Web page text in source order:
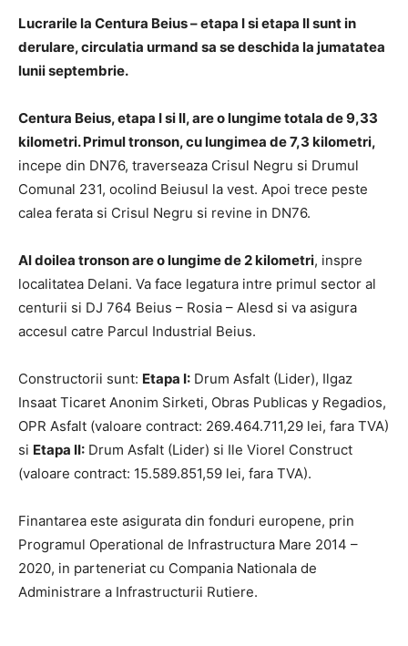
Lucrarile la Centura Beius – etapa I si etapa II sunt in
derulare, circulatia urmand sa se deschida la jumatatea
lunii septembrie.
Centura Beius, etapa I si II, are o lungime totala de 9,33
kilometri. Primul tronson, cu lungimea de 7,3 kilometri,
incepe din DN76, traverseaza Crisul Negru si Drumul
Comunal 231, ocolind Beiusul la vest. Apoi trece peste
calea ferata si Crisul Negru si revine in DN76.
Al doilea tronson are o lungime de 2 kilometri, inspre
localitatea Delani. Va face legatura intre primul sector al
centurii si DJ 764 Beius – Rosia – Alesd si va asigura
accesul catre Parcul Industrial Beius.
Constructorii sunt: Etapa I: Drum Asfalt (Lider), Ilgaz
Insaat Ticaret Anonim Sirketi, Obras Publicas y Regadios,
OPR Asfalt (valoare contract: 269.464.711,29 lei, fara TVA)
si Etapa II: Drum Asfalt (Lider) si Ile Viorel Construct
(valoare contract: 15.589.851,59 lei, fara TVA).
Finantarea este asigurata din fonduri europene, prin
Programul Operational de Infrastructura Mare 2014 –
2020, in parteneriat cu Compania Nationala de
Administrare a Infrastructurii Rutiere.